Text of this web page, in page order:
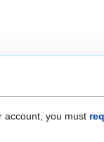
account, you must